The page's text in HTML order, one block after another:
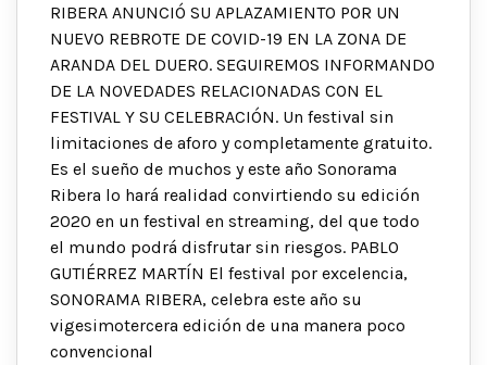
RIBERA ANUNCIÓ SU APLAZAMIENTO POR UN
NUEVO REBROTE DE COVID-19 EN LA ZONA DE
ARANDA DEL DUERO. SEGUIREMOS INFORMANDO
DE LA NOVEDADES RELACIONADAS CON EL
FESTIVAL Y SU CELEBRACIÓN. Un festival sin
limitaciones de aforo y completamente gratuito.
Es el sueño de muchos y este año Sonorama
Ribera lo hará realidad convirtiendo su edición
2020 en un festival en streaming, del que todo
el mundo podrá disfrutar sin riesgos. PABLO
GUTIÉRREZ MARTÍN El festival por excelencia,
SONORAMA RIBERA, celebra este año su
vigesimotercera edición de una manera poco
convencional